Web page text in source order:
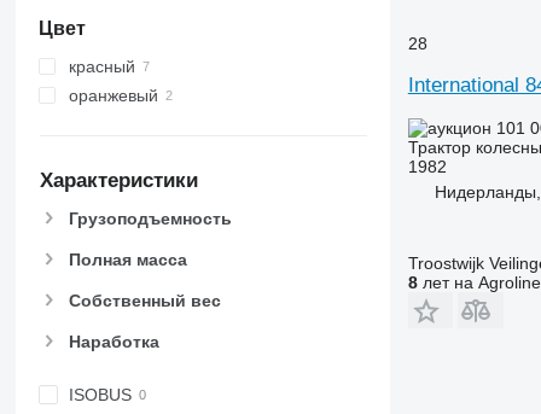
6090
6100
6105
6110 M
6110 R
6120
6485
6490
6495
6713
6715
7475
Цвет
красный
оранжевый
Характеристики
Грузоподъемность
Полная масса
Собственный вес
Наработка
ISOBUS
28
International
101
Трактор
1982
Troostwijk
8лет на Agroline